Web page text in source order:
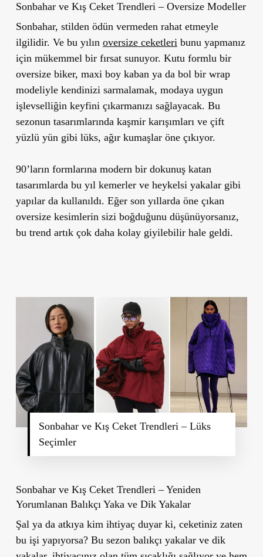
Sonbahar ve Kış Ceket Trendleri – Oversize Modeller
Sonbahar, stilden ödün vermeden rahat etmeyle
ilgilidir. Ve bu yılın oversize ceketleribunu yapmanız
için mükemmel bir fırsat sunuyor. Kutu formlu bir
oversize biker, maxi boy kaban ya da bol bir wrap
modeliyle kendinizi sarmalamak, modaya uygun
işlevselliğin keyfini çıkarmanızı sağlayacak. Bu
sezonun tasarımlarında kaşmir karışımları ve çift
yüzlü yüngibi lüks, ağır kumaşlar öne çıkıyor.
90’ların formlarına modern bir dokunuş katan
tasarımlarda bu yıl kemerler ve heykelsi yakalargibi
yapılar da kullanıldı. Eğer son yıllarda öne çıkan
oversize kesimlerin sizi boğduğunu düşünüyorsanız,
bu trend artık çok daha kolay giyilebilir hale geldi.
Sonbahar ve Kış Ceket Trendleri – Lüks
Seçimler
Sonbahar ve Kış Ceket Trendleri – Yeniden
Yorumlanan Balıkçı Yaka ve Dik Yakalar
Şal ya da atkıya kim ihtiyaç duyar ki, ceketiniz zaten
bu işi yapıyorsa? Bu sezon balıkçı yakalar ve dik